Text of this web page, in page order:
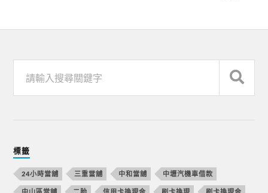
標籤
24小時當舖 三重當舖 中和當舖 中壢汽機車借款
中山區當舖 二胎 信用卡換現金 刷卡換現 刷卡換現金